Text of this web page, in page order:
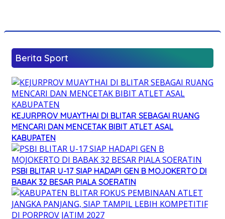
Berita Sport
KEJURPROV MUAYTHAI DI BLITAR SEBAGAI RUANG
MENCARI DAN MENCETAK BIBIT ATLET ASAL
KABUPATEN
PSBI BLITAR U-17 SIAP HADAPI GEN B MOJOKERTO DI
BABAK 32 BESAR PIALA SOERATIN